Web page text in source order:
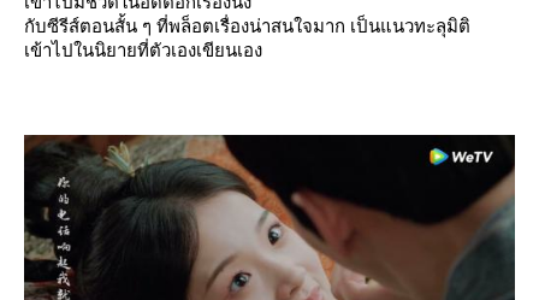
กับซีรีส์ตอนสั้น ๆ ที่พล็อตเรื่องน่าสนใจมาก เป็นแนวทะลุมิติ
เข้าไปในนิยายที่ตัวเองเขียนเอง